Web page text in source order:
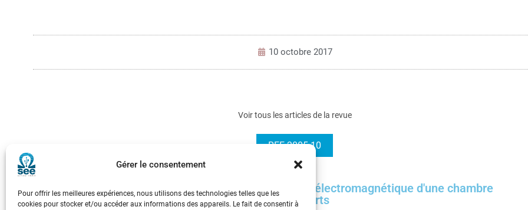
Gérer le consentement
Pour offrir les meilleures expériences, nous utilisons des technologies telles que les
cookies pour stocker et/ou accéder aux informations des appareils. Le fait de consentir à
10 octobre 2017
Voir tous les articles de la revue
REE 2005-10
De l'illumination réelle d'un aéronef à l'environnement électromagnétique d'une chambre
réverbérante de taille « avion » pour essais champs forts